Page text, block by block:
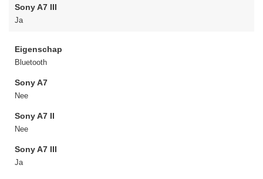
Sony A7 III
Ja
Eigenschap
Bluetooth
Sony A7
Nee
Sony A7 II
Nee
Sony A7 III
Ja